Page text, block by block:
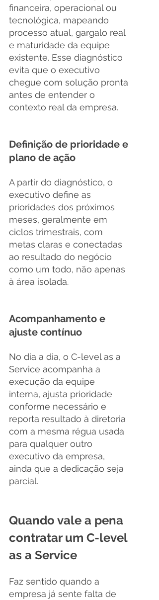
financeira, operacional ou
tecnológica, mapeando
processo atual, gargalo real
e maturidade da equipe
existente. Esse diagnóstico
evita que o executivo
chegue com solução pronta
antes de entender o
contexto real da empresa.
Definição de prioridade e
plano de ação
A partir do diagnóstico, o
executivo define as
prioridades dos próximos
meses, geralmente em
ciclos trimestrais, com
metas claras e conectadas
ao resultado do negócio
como um todo, não apenas
à área isolada.
Acompanhamento e
ajuste contínuo
No dia a dia, o C-level as a
Service acompanha a
execução da equipe
interna, ajusta prioridade
conforme necessário e
reporta resultado à diretoria
com a mesma régua usada
para qualquer outro
executivo da empresa,
ainda que a dedicação seja
parcial.
Quando vale a pena
contratar um C-level
as a Service
Faz sentido quando a
empresa já sente falta de